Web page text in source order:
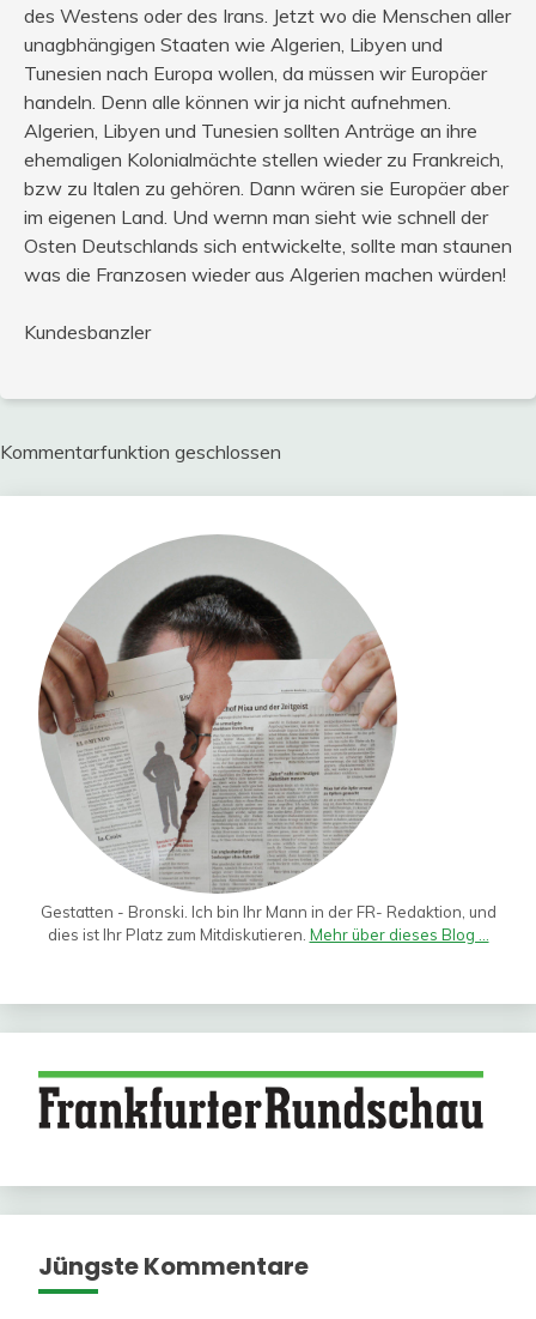
des Westens oder des Irans. Jetzt wo die Menschen aller
unagbhängigen Staaten wie Algerien, Libyen und
Tunesien nach Europa wollen, da müssen wir Europäer
handeln. Denn alle können wir ja nicht aufnehmen.
Algerien, Libyen und Tunesien sollten Anträge an ihre
ehemaligen Kolonialmächte stellen wieder zu Frankreich,
bzw zu Italen zu gehören. Dann wären sie Europäer aber
im eigenen Land. Und wernn man sieht wie schnell der
Osten Deutschlands sich entwickelte, sollte man staunen
was die Franzosen wieder aus Algerien machen würden!
Kundesbanzler
Kommentarfunktion geschlossen
Gestatten - Bronski. Ich bin Ihr Mann in der FR- Redaktion, und
dies ist Ihr Platz zum Mitdiskutieren. Mehr über dieses Blog ...
Jüngste Kommentare